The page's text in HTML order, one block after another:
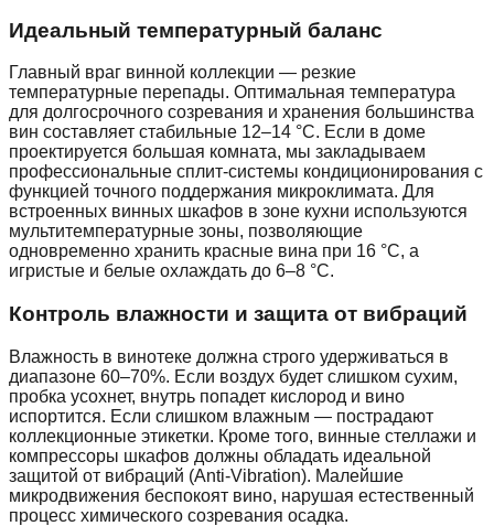
Идеальный температурный баланс
Главный враг винной коллекции — резкие
температурные перепады. Оптимальная температура
для долгосрочного созревания и хранения большинства
вин составляет стабильные 12–14 °C. Если в доме
проектируется большая комната, мы закладываем
профессиональные сплит-системы кондиционирования с
функцией точного поддержания микроклимата. Для
встроенных винных шкафов в зоне кухни используются
мультитемпературные зоны, позволяющие
одновременно хранить красные вина при 16 °C, а
игристые и белые охлаждать до 6–8 °C.
Контроль влажности и защита от вибраций
Влажность в винотеке должна строго удерживаться в
диапазоне 60–70%. Если воздух будет слишком сухим,
пробка усохнет, внутрь попадет кислород и вино
испортится. Если слишком влажным — пострадают
коллекционные этикетки. Кроме того, винные стеллажи и
компрессоры шкафов должны обладать идеальной
защитой от вибраций (Anti-Vibration). Малейшие
микродвижения беспокоят вино, нарушая естественный
процесс химического созревания осадка.